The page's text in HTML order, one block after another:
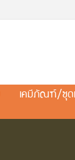
เคมีภัณฑ์/ชุด